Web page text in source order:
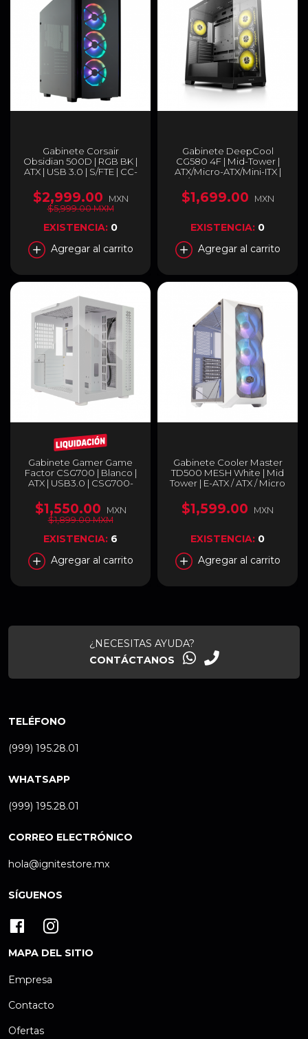
Gabinete Corsair
Obsidian 500D | RGB BK |
ATX | USB 3.0 | S/FTE | CC-
$2,999.00
MXN
$5,999.00 MXM
EXISTENCIA: 0
Agregar al carrito
Gabinete DeepCool
CG580 4F | Mid-Tower |
ATX/Micro-ATX/Mini-ITX |
ATX/mATX (Back Connect)
| 4 Ventiladores
Preinstalados (120mm)|
BKADA4-G-1
$1,699.00 MXN
EXISTENCIA: 0
Agregar al carrito
Gabinete Gamer Game
Factor CSG700 | Blanco |
ATX | USB3.0 | CSG700-
$1,550.00
MXN
$1,899.00 MXM
EXISTENCIA: 6
Agregar al carrito
Gabinete Cooler Master
TD500 MESH White | Mid
Tower | E-ATX / ATX / Micro
preinstalados | Color
Blanco | MCB-D500D-
$1,599.00 MXN
EXISTENCIA: 0
Agregar al carrito
¿NECESITAS AYUDA?
CONTÁCTANOS
TELÉFONO
(999) 195.28.01
WHATSAPP
(999) 195.28.01
CORREO ELECTRÓNICO
hola@ignitestore.mx
SÍGUENOS
MAPA DEL SITIO
Empresa
Contacto
Ofertas